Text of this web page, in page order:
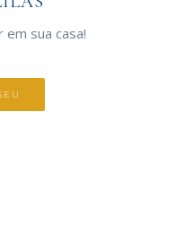
em sua casa!